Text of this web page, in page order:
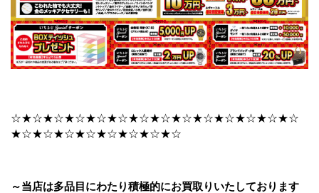
☆★☆★☆★☆★☆★☆★☆★☆★☆★☆★☆★☆★☆★☆
★☆★☆★☆★☆★☆★☆★☆★☆
～当店は多品目にわたり積極的にお買取りいたしております